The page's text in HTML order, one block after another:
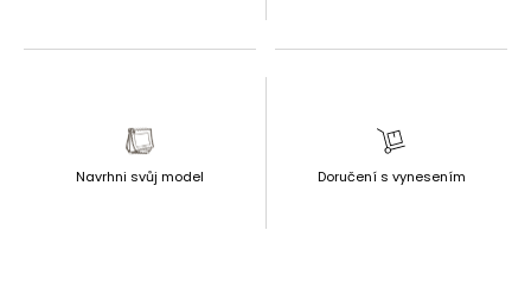
Navrhni svůj model Doručení s vynesením